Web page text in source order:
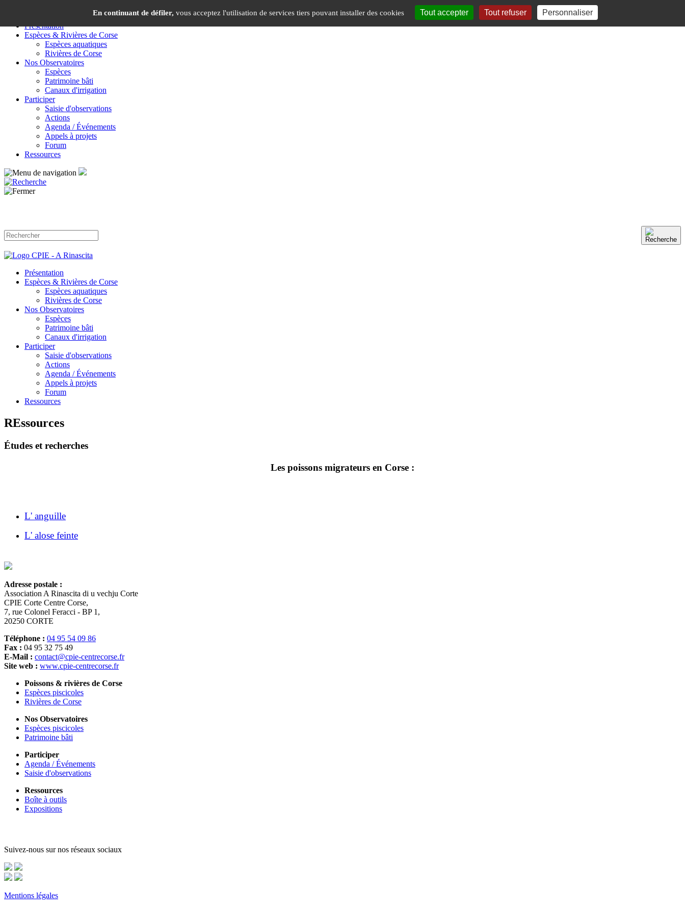
Présentation
Espèces & Rivières de Corse
Espèces aquatiques
Rivières de Corse
Nos Observatoires
Espèces
Patrimoine bâti
Canaux d'irrigation
Participer
Saisie d'observations
Actions
Agenda / Événements
Appels à projets
Forum
Ressources
Présentation
Espèces & Rivières de Corse
Espèces aquatiques
Rivières de Corse
Nos Observatoires
Espèces
Patrimoine bâti
Canaux d'irrigation
Participer
Saisie d'observations
Actions
Agenda / Événements
Appels à projets
Forum
Ressources
REssources
Études et recherches
Les poissons migrateurs en Corse :
L' anguille
L' alose feinte
Adresse postale :
Association A Rinascita di u vechju Corte
CPIE Corte Centre Corse,
7, rue Colonel Feracci - BP 1,
20250 CORTE
Téléphone : 04 95 54 09 86
Fax : 04 95 32 75 49
E-Mail : contact@cpie-centrecorse.fr
Site web : www.cpie-centrecorse.fr
Poissons & rivières de Corse
Espèces piscicoles
Rivières de Corse
Nos Observatoires
Espèces piscicoles
Patrimoine bâti
Participer
Agenda / Événements
Saisie d'observations
Ressources
Boîte à outils
Expositions
Suivez-nous sur nos réseaux sociaux
Mentions légales
En continuant de défiler, vous acceptez l'utilisation de services tiers pouvant installer des cookies Tout accepter Tout refuser Personnaliser